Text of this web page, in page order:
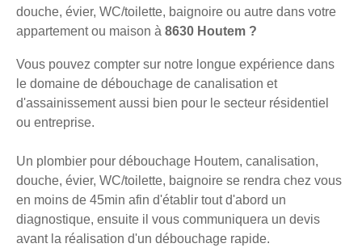
douche, évier, WC/toilette, baignoire ou autre dans votre
appartement ou maison à 8630 Houtem ?
Vous pouvez compter sur notre longue expérience dans
le domaine de débouchage de canalisation et
d'assainissement aussi bien pour le secteur résidentiel
ou entreprise.
Un plombier pour débouchage Houtem, canalisation,
douche, évier, WC/toilette, baignoire se rendra chez vous
en moins de 45min afin d'établir tout d'abord un
diagnostique, ensuite il vous communiquera un devis
avant la réalisation d'un débouchage rapide.